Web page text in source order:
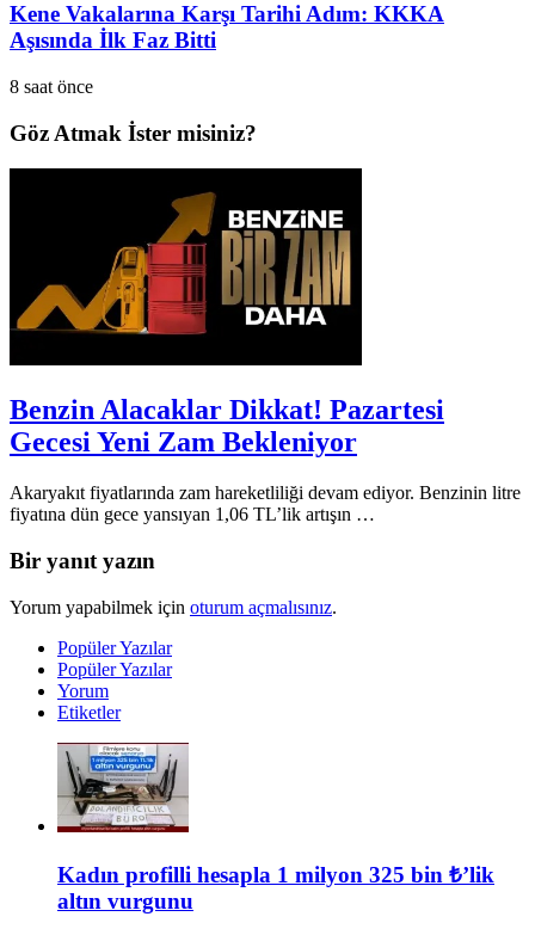
Kene Vakalarına Karşı Tarihi Adım: KKKA
Aşısında İlk Faz Bitti
8 saat önce
Göz Atmak İster misiniz?
Benzin Alacaklar Dikkat! Pazartesi
Gecesi Yeni Zam Bekleniyor
Akaryakıt fiyatlarında zam hareketliliği devam ediyor. Benzinin litre
fiyatına dün gece yansıyan 1,06 TL’lik artışın …
Bir yanıt yazın
Yorum yapabilmek için oturum açmalısınız.
Popüler Yazılar
Popüler Yazılar
Yorum
Etiketler
Kadın profilli hesapla 1 milyon 325 bin ₺’lik
altın vurgunu